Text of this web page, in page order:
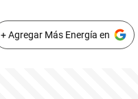
+ Agregar Más Energía en